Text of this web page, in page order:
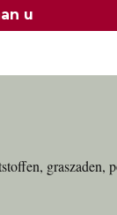
u
graszaden,